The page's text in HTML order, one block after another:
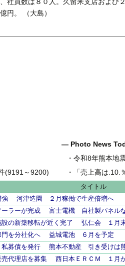
円。 （大島）
― Photo News
・令和8年熊本地
・
「売上高は.10.％増の
(9191～9200)
タイトル
強 河津造園 ２月稼働で生産倍増へ
ーラーが完成 富士電機 自社製パネル
設の新築移転が近く完了 弘仁会 １月
門を分社化へ 益城電池 ６月を予定
私募債を発行 熊本不動産 引き受けは
売代理店を募集 西日本ＥＲＣＭ １月